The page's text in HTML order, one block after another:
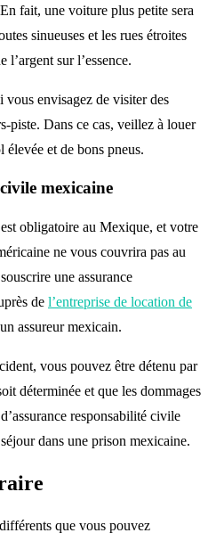
fait, une voiture plus petite sera
sinueuses et les rues étroites
l’argent sur l’essence.
vous envisagez de visiter des
piste. Dans ce cas, veillez à louer
élevée et de bons pneus.
mexicaine
obligatoire au Mexique, et votre
ne vous couvrira pas au
une assurance
de l’entreprise de location de
assureur mexicain.
vous pouvez être détenu par
déterminée et que les dommages
responsabilité civile
dans une prison mexicaine.
que vous pouvez